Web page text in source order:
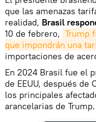
que las amenazas
realidad, Brasil
10 de febrero, Trump
que impondrán una
importaciones de
En 2024 Brasil fue el
de EEUU, después de
los principales
arancelarias de Trump.